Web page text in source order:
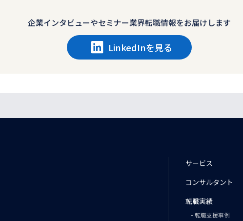
企業インタビューやセミナー業界転職情報をお届けします
LinkedInを見る
サービス
コンサルタント
転職実績
転職支援事例